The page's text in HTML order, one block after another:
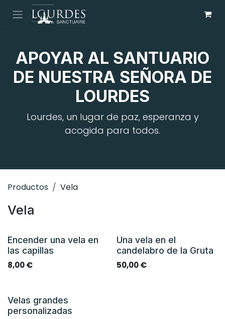
Ir al contenido
APOYAR AL SANTUARIO
DE NUESTRA SEÑORA DE
LOURDES
Lourdes, un lugar de paz, esperanza y
acogida para todos.
Productos Vela
Vela
Encender una vela en
las capillas
8,00€
Una vela en el
candelabro de la Gruta
50,00€
Velas grandes
personalizadas